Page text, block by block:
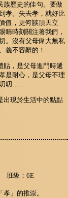
族歷史的佳句。要做
孝。失去孝，就好比
值，更何談頂天立
睛時刻關注著我們，
。沒有父母偉大無私
義不容辭的！
貼，是父母進門時遞
是耐心，是父母不理
叨叨……
出現於生活中的點點
級：6E
」的推崇。